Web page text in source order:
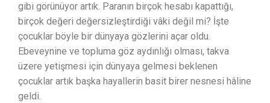
gibi görünüyor artık. Paranın birçok hesabı kapattığı,
birçok değeri değersizleştirdiği vâki değil mi? İşte
çocuklar böyle bir dünyaya gözlerini açar oldu.
Ebeveynine ve topluma göz aydınlığı olması, takva
üzere yetişmesi için dünyaya gelmesi beklenen
çocuklar artık başka hayallerin basit birer nesnesi hâline
geldi.